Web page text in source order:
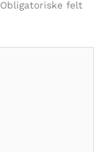
Obligatoriske felt